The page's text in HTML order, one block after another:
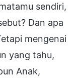
sendiri,
Dan apa
mengenai
yang tahu,
Anak,